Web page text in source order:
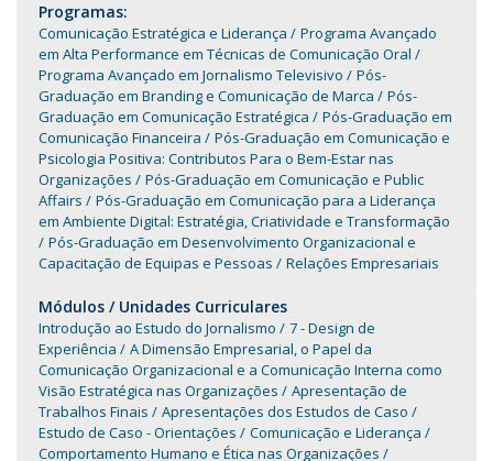
Programas:
Comunicação Estratégica e Liderança
Programa Avançado
em Alta Performance em Técnicas de Comunicação Oral
Programa Avançado em Jornalismo Televisivo
Pós-
Graduação em Branding e Comunicação de Marca
Pós-
Graduação em Comunicação Estratégica
Pós-Graduação em
Comunicação Financeira
Pós-Graduação em Comunicação e
Psicologia Positiva: Contributos Para o Bem-Estar nas
Organizações
Pós-Graduação em Comunicação e Public
Affairs
Pós-Graduação em Comunicação para a Liderança
em Ambiente Digital: Estratégia, Criatividade e Transformação
Pós-Graduação em Desenvolvimento Organizacional e
Capacitação de Equipas e Pessoas
Relações Empresariais
Módulos / Unidades Curriculares
Introdução ao Estudo do Jornalismo
7 - Design de
Experiência
A Dimensão Empresarial, o Papel da
Comunicação Organizacional e a Comunicação Interna como
Visão Estratégica nas Organizações
Apresentação de
Trabalhos Finais
Apresentações dos Estudos de Caso
Estudo de Caso - Orientações
Comunicação e Liderança
Comportamento Humano e Ética nas Organizações